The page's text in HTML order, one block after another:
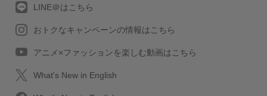
LINE＠はこちら
おトクなキャンペーンの情報はこちら
アニメ×ファッションを楽しむ動画はこちら
What's New in English